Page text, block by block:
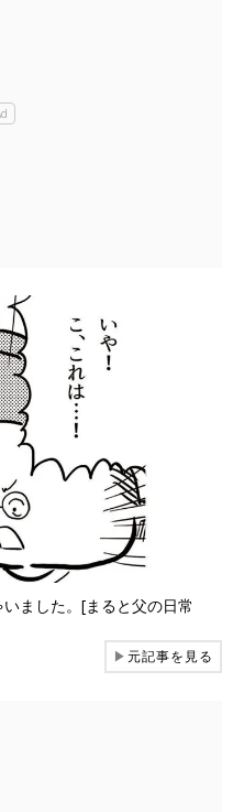
ました。[まると父の日常
▶元記事を見る